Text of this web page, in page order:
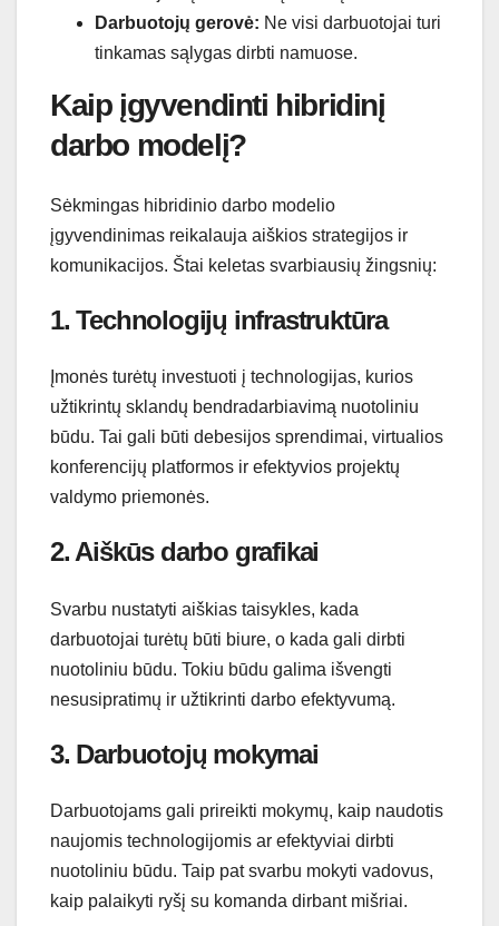
Darbuotojų gerovė: Ne visi darbuotojai turi
tinkamas sąlygas dirbti namuose.
Kaip įgyvendinti hibridinį
darbo modelį?
Sėkmingas hibridinio darbo modelio
įgyvendinimas reikalauja aiškios strategijos ir
komunikacijos. Štai keletas svarbiausių žingsnių:
1. Technologijų infrastruktūra
Įmonės turėtų investuoti į technologijas, kurios
užtikrintų sklandų bendradarbiavimą nuotoliniu
būdu. Tai gali būti debesijos sprendimai, virtualios
konferencijų platformos ir efektyvios projektų
valdymo priemonės.
2. Aiškūs darbo grafikai
Svarbu nustatyti aiškias taisykles, kada
darbuotojai turėtų būti biure, o kada gali dirbti
nuotoliniu būdu. Tokiu būdu galima išvengti
nesusipratimų ir užtikrinti darbo efektyvumą.
3. Darbuotojų mokymai
Darbuotojams gali prireikti mokymų, kaip naudotis
naujomis technologijomis ar efektyviai dirbti
nuotoliniu būdu. Taip pat svarbu mokyti vadovus,
kaip palaikyti ryšį su komanda dirbant mišriai.